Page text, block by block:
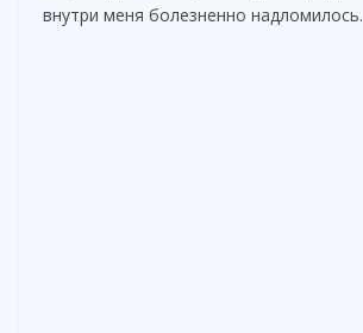
внутри меня болезненно надломилось.